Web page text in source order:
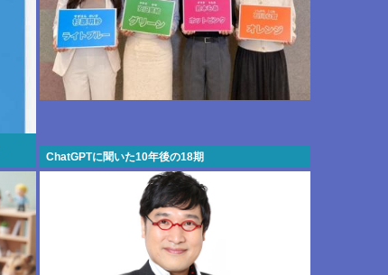
ChatGPTに聞いた10年後の18期